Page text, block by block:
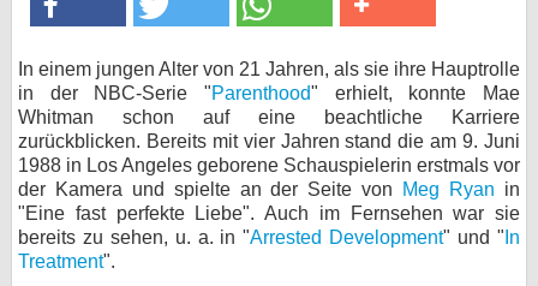
In einem jungen Alter von 21 Jahren, als sie ihre Hauptrolle
in der NBC-Serie "Parenthood" erhielt, konnte Mae
Whitman schon auf eine beachtliche Karriere
zurückblicken. Bereits mit vier Jahren stand die am 9. Juni
1988 in Los Angeles geborene Schauspielerin erstmals vor
der Kamera und spielte an der Seite von
Meg Ryan in
"Eine fast perfekte Liebe". Auch im Fernsehen war sie
bereits zu sehen, u. a. in "Arrested Development" und " In
Treatment".
KULTUR
Specials
SERVICE
Gewinnspiele
Forum
bei X